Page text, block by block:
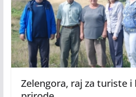
Zelengora, raj za turiste